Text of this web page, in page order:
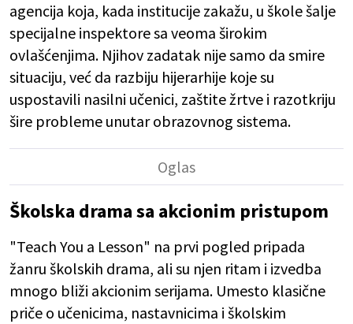
agencija koja, kada institucije zakažu, u škole šalje
specijalne inspektore sa veoma širokim
ovlašćenjima. Njihov zadatak nije samo da smire
situaciju, već da razbiju hijerarhije koje su
uspostavili nasilni učenici, zaštite žrtve i razotkriju
šire probleme unutar obrazovnog sistema.
Školska drama sa akcionim pristupom
"Teach You a Lesson" na prvi pogled pripada
žanru školskih drama, ali su njen ritam i izvedba
mnogo bliži akcionim serijama. Umesto klasične
priče o učenicima, nastavnicima i školskim